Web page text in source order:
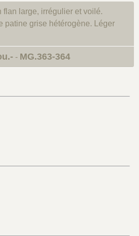
flan large, irrégulier et voilé.
patine grise hétérogène. Léger
- MG.363-364